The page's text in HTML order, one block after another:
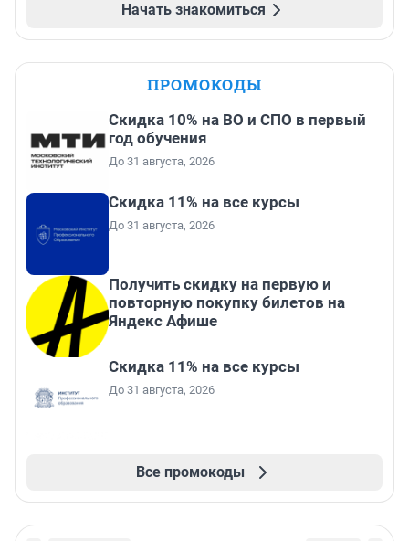
Начать знакомиться
ПРОМОКОДЫ
Скидка 10% на ВО и СПО в первый
год обучения
До 31 августа, 2026
Скидка 11% на все курсы
До 31 августа, 2026
Получить скидку на первую и
повторную покупку билетов на
Яндекс Афише
Скидка 11% на все курсы
До 31 августа, 2026
Все промокоды